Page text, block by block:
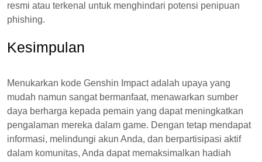
resmi atau terkenal untuk menghindari potensi penipuan
phishing.
Kesimpulan
Menukarkan kode Genshin Impact adalah upaya yang
mudah namun sangat bermanfaat, menawarkan sumber
daya berharga kepada pemain yang dapat meningkatkan
pengalaman mereka dalam game. Dengan tetap mendapat
informasi, melindungi akun Anda, dan berpartisipasi aktif
dalam komunitas, Anda dapat memaksimalkan hadiah